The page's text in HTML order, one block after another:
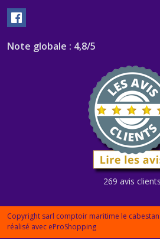
Note globale : 4,8/5
269 avis clients
Copyright sarl comptoir maritime le
réalisé avec eProShopping